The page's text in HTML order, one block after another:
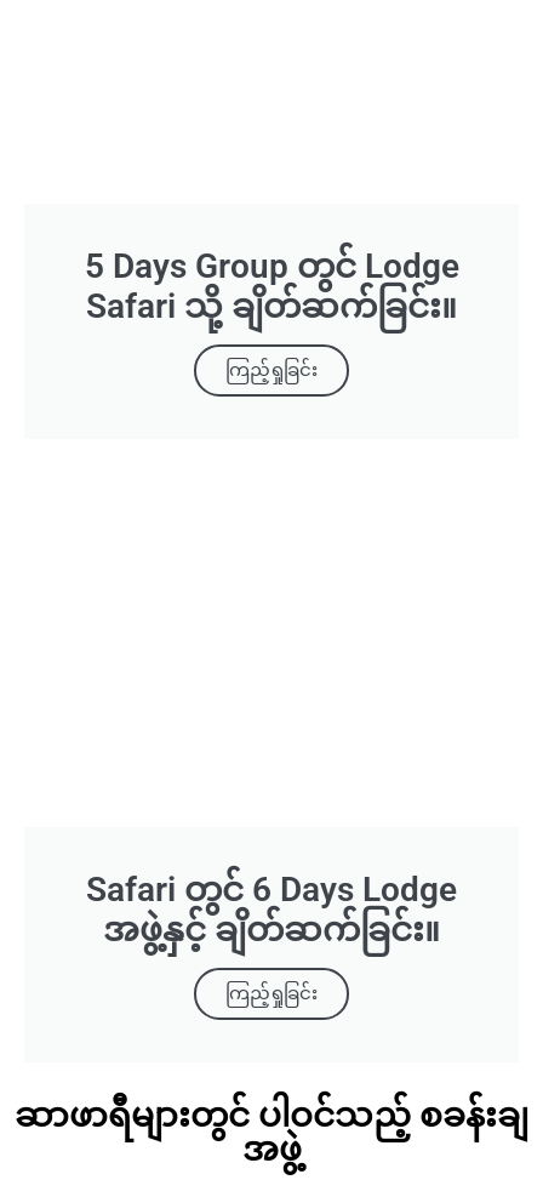
5 Days Group တွင် Lodge
Safari သို့ ချိတ်ဆက်ခြင်း။
ကြည့်ရှုခြင်း
Safari တွင် 6 Days Lodge
အဖွဲ့နှင့် ချိတ်ဆက်ခြင်း။
ကြည့်ရှုခြင်း
ဆာဖာရီများတွင် ပါဝင်သည့် စခန်းချ
အဖွဲ့